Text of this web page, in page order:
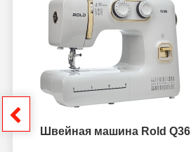
Швейная машина Rold Q36